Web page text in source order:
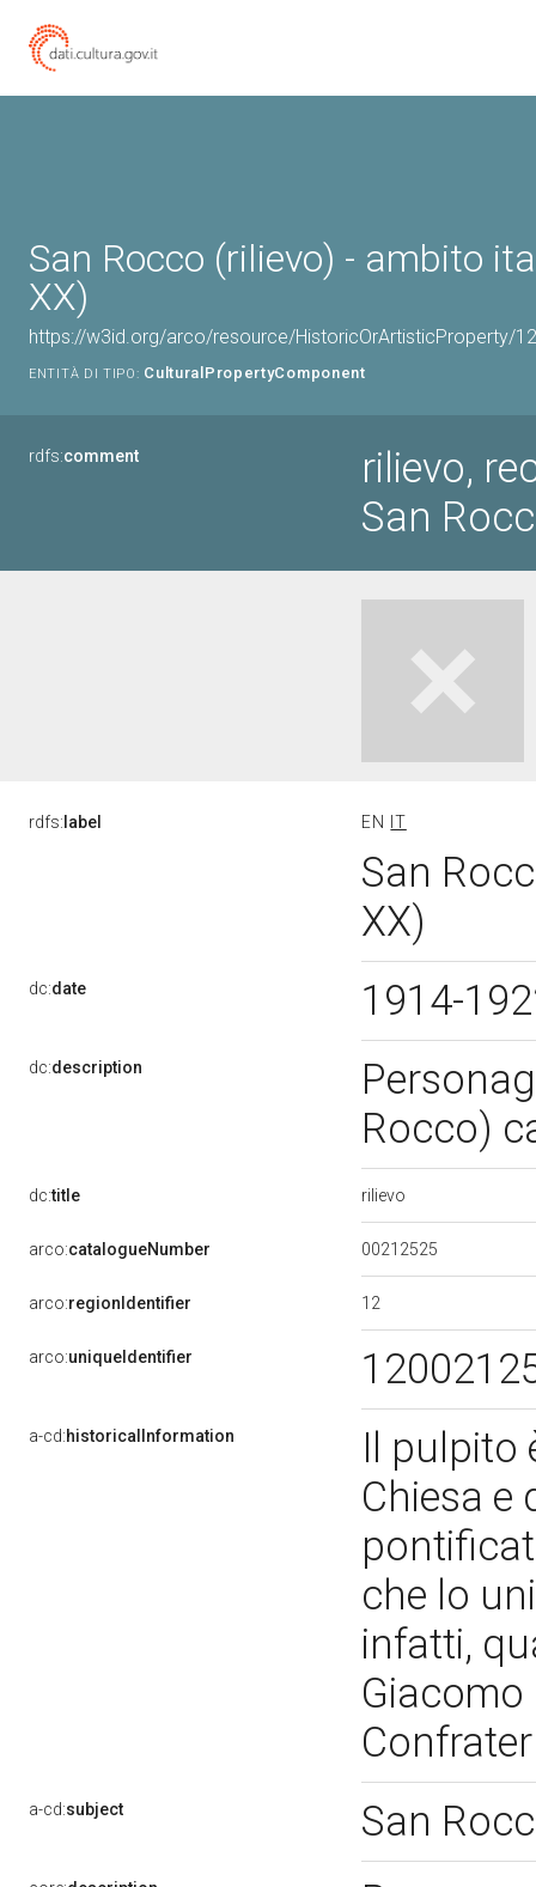
San Rocco (rilievo) - ambito
XX)
https://w3id.org/arco/resource/HistoricOrArtisticProperty/
ENTITÀ DI TIPO: CulturalPropertyComponent
rdfs:comment
rilievo,
San
rdfs: label EN IT
San
XX)
dc:date 1914-
dc:description
Rocco)
dc:title rilievo
arco:catalogueNumber 00212525
arco:regionIdentifier 12
arco:uniqueIdentifier
a-cd:historicalInformation
Il pulpito
Chiesa e
che lo
infatti,
Giacomo
a-cd:subject San